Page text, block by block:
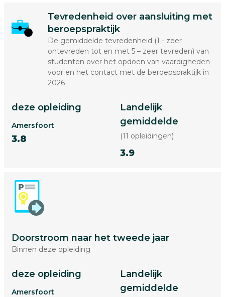
Tevredenheid over aansluiting met
beroepspraktijk
De gemiddelde tevredenheid (1 - zeer
ontevreden tot en met 5 – zeer tevreden) van
studenten over het opdoen van vaardigheden
voor en het contact met de beroepspraktijk in
2026
deze opleiding
Amersfoort
3.8
Landelijk
gemiddelde
(11 opleidingen)
3.9
Doorstroom naar het tweede jaar
Binnen deze opleiding
deze opleiding
Amersfoort
Landelijk
gemiddelde